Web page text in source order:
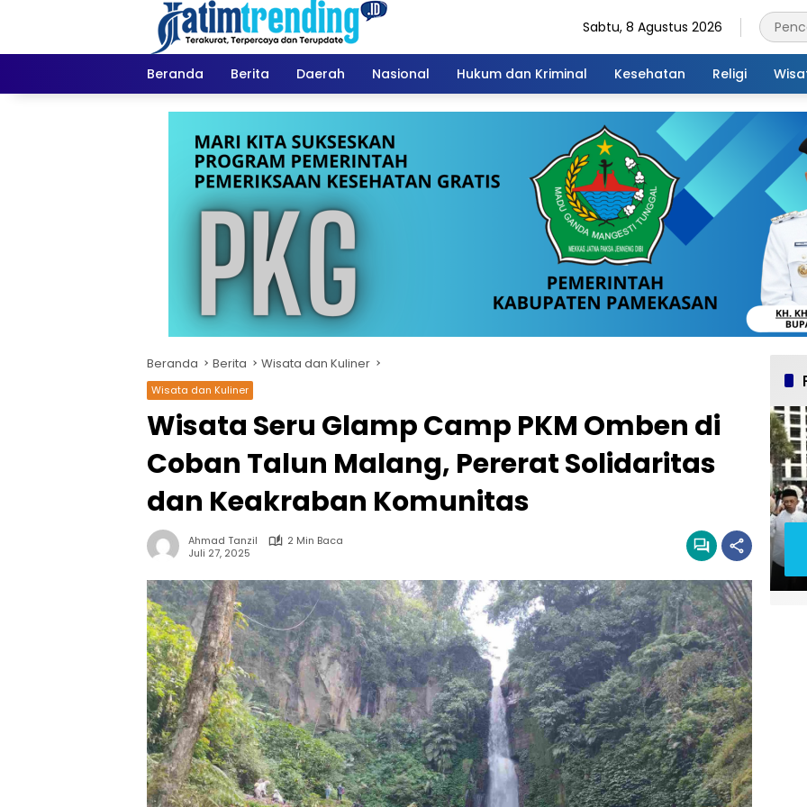
Sabtu, 8 Agustus 2026
Beranda Berita Daerah Nasional Hukum dan Kriminal Kesehatan Religi
Beranda Berita Wisata dan Kuliner
Wisata dan Kuliner
Wisata Seru Glamp Camp PKM Omben di
Coban Talun Malang, Pererat Solidaritas
dan Keakraban Komunitas
Ahmad Tanzil
2 Min Baca
Juli 27, 2025